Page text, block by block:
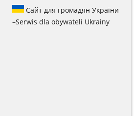
Сайт для громадян України
–Serwis dla obywateli Ukrainy